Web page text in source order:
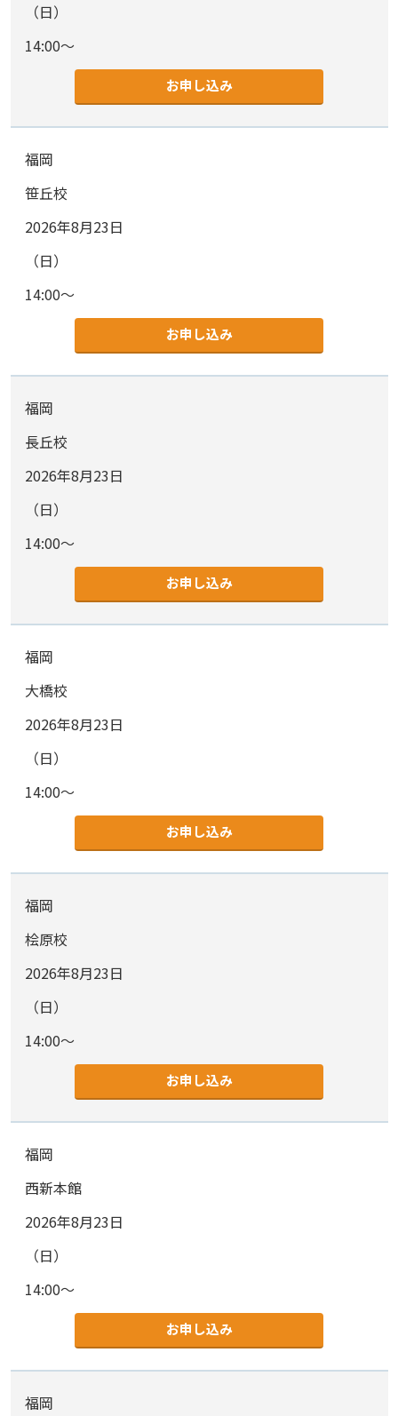
（日）
14:00～
お申し込み
福岡
笹丘校
2026年8月23日
（日）
14:00～
お申し込み
福岡
長丘校
2026年8月23日
（日）
14:00～
お申し込み
福岡
大橋校
2026年8月23日
（日）
14:00～
お申し込み
福岡
桧原校
2026年8月23日
（日）
14:00～
お申し込み
福岡
西新本館
2026年8月23日
（日）
14:00～
お申し込み
福岡